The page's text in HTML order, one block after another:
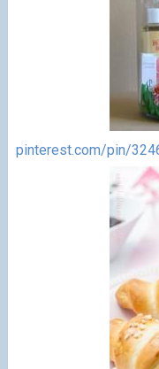
pinterest.com/pin/